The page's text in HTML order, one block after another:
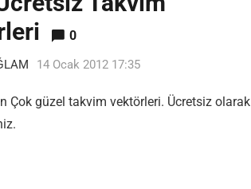
0
14 Ocak 2012 17:35
Çok güzel takvim vektörleri. Ücretsiz olarak